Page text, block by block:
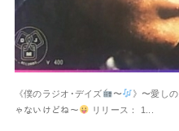
《僕のラジオ･デイズ 〜 》〜愛しの
ゃないけどね〜
リリース： 1...